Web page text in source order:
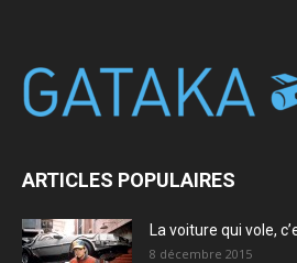
ARTICLES POPULAIRES
La voiture qui vole,
8 décembre 2015